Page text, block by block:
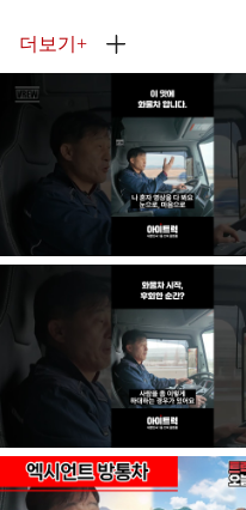
더보기 +